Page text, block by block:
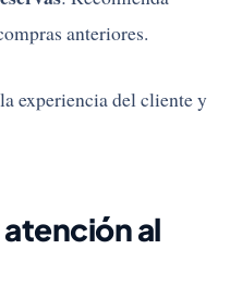
anteriores.
laexperienciadel clientey
atenciónal